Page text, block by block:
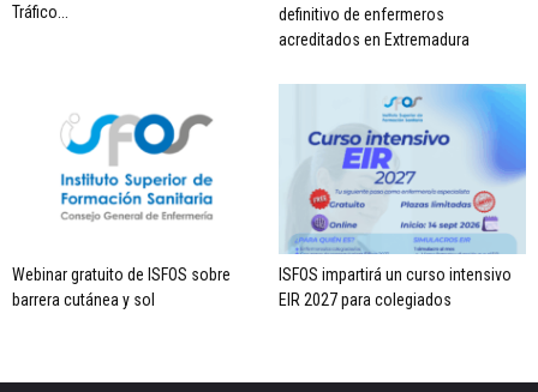
Tráfico...
definitivo de enfermeros
acreditados en Extremadura
Webinar gratuito de ISFOS sobre
barrera cutánea y sol
ISFOS impartirá un curso intensivo
EIR 2027 para colegiados